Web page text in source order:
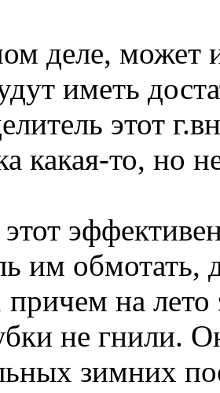
деле, может
иметь
этот
какая-то, но
им обмотать,
причем на
не гнили.
зимних